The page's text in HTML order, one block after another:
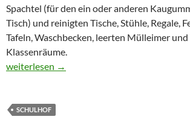
Spachtel (für den ein oder anderen
Tisch) und reinigten Tische, Stühle, Regale,
Tafeln, Waschbecken, leerten Mülleimer
Klassenräume.
SaR Putztag
weiterlesen →
SCHULHOF